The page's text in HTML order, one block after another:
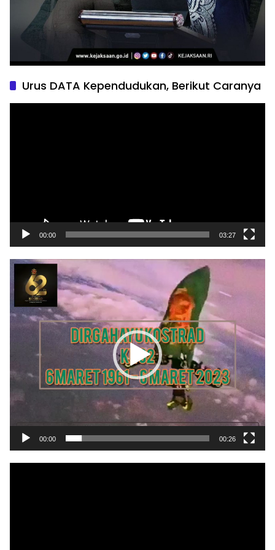
Urus DATA Kependudukan, Berikut Caranya
00:00 03:27
Pemutar
Video
00:00 00:26